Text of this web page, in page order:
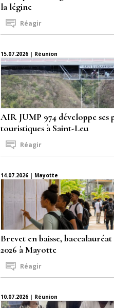
la légine
Réagir
15.07.2026 | Réunion
AIR JUMP 974 développe ses
touristiques à Saint-Leu
Réagir
14.07.2026 | Mayotte
Brevet en baisse,
2026 à Mayotte
Réagir
10.07.2026 | Réunion